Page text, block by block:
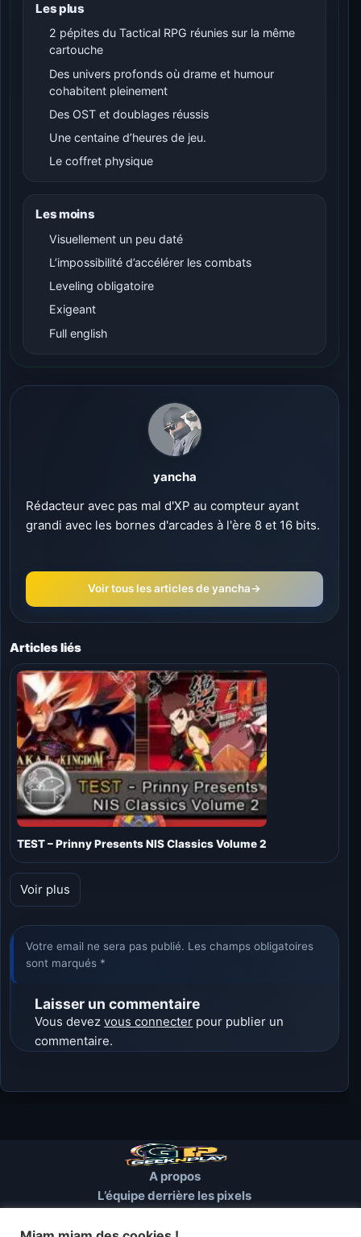
Les plus
2 pépites du Tactical RPG réunies sur la même
cartouche
Des univers profonds où drame et humour
cohabitent pleinement
Des OST et doublages réussis
Une centaine d’heures de jeu.
Le coffret physique
Les moins
Visuellement un peu daté
L’impossibilité d’accélérer les combats
Leveling obligatoire
Exigeant
Full english
yancha
Rédacteur avec pas mal d'XP au compteur ayant
grandi avec les bornes d'arcades à l'ère 8 et 16 bits.
Voir tous les articles de yancha→
Articles liés
TEST – Prinny Presents NIS Classics Volume 2
Voir plus
Votre email ne sera pas publié. Les champs obligatoires
sont marqués *
Laisser un commentaire
Vous devezvous connecter pour publier un
commentaire.
A propos
L’équipe derrière les pixels